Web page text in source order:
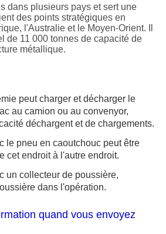
dans plusieurs pays et sert une
des points stratégiques en
l'Australie et le Moyen-Orient. Il
de 11 000 tonnes de capacité de
métallique.
peut charger et décharger le
au camion ou au convenyor,
déchargent et de chargements.
le pneu en caoutchouc peut être
cet endroit à l'autre endroit.
un collecteur de poussière,
dans l'opération.
quand vous envoyez